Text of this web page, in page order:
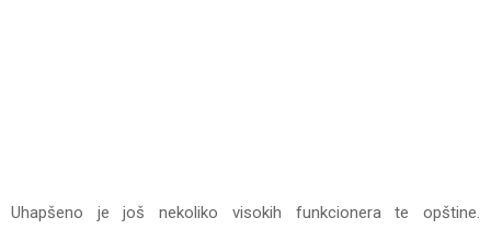
Uhapšeno je još nekoliko visokih funkcionera te opštine.